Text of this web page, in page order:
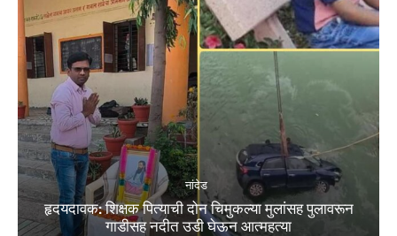
नांदेड
हृदयदावक: शिक्षक पित्याची दोन चिमुकल्या मुलांसह पुलावरून
गाडीसह नदीत उडी घेऊन आत्महत्या